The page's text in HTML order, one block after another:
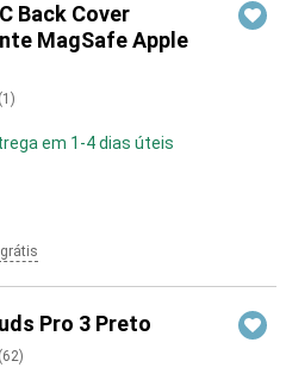
Back Cover
MagSafe Apple
(1 )
em 1-4 dias úteis
Pro 3 Preto
(62)